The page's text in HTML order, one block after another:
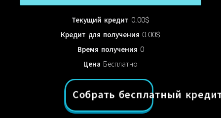
Текущий кредит 0.00$
Кредит для получения 0.00$
Время получения 0
Цена Бесплатно
Собрать бесплатный